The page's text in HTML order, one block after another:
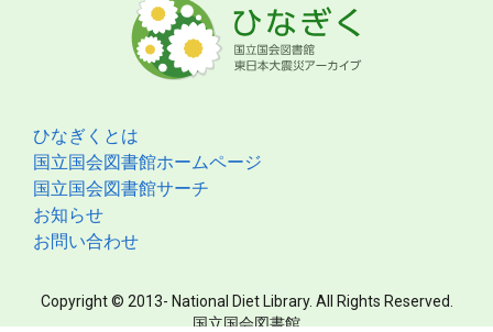
ひなぎくとは
国立国会図書館ホームページ
国立国会図書館サーチ
お知らせ
お問い合わせ
Copyright © 2013- National Diet Library. All Rights Reserved.